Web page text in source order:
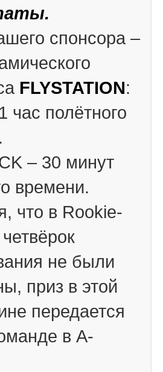
спонсора –
FLYSTATION:
полётного
– 30 минут
времени.
что в Rookie-
не были
приз в этой
передается
в А-